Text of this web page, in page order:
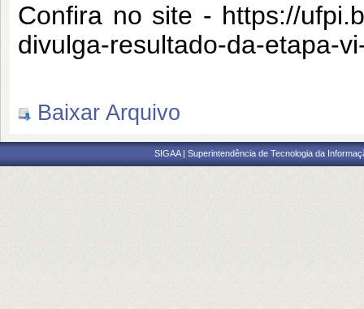
Confira no site - https://
divulga-resultado-da-etapa-
Baixar Arquivo
SIGAA | Superintendência de Tecnologia da